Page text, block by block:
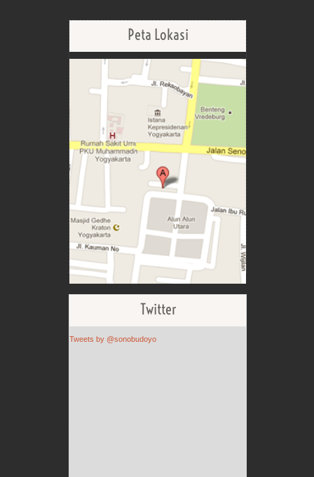
Peta Lokasi
Twitter
Tweets by @sonobudoyo